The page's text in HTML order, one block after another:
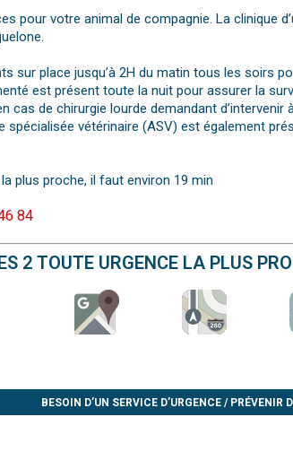
pour votre animal de compagnie. La clinique
sur place jusqu’à 2H du matin tous les soirs
est présent toute la nuit pour assurer la
de chirurgie lourde demandant
spécialisée vétérinaire (ASV) est également
plus proche, il faut environ 19 min
84
2 TOUTE URGENCE LA PLUS
BESOIN D’UN SERVICE D’URGENCE / PRÉVENIR